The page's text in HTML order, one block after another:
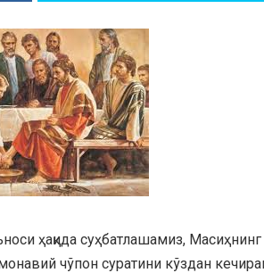
ҳақида суҳбатлашамиз, Масиҳнинг
чўпон суратини кўздан